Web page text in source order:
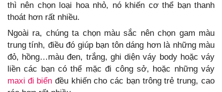
thì nên chọn loại hoa nhỏ, nó khiến cơ thể bạn thanh
thoát hơn rất nhiều.
Ngoài ra, chúng ta chọn màu sắc nên chọn gam màu
trung tính, điều đó giúp bạn tôn dáng hơn là những màu
đỏ, hồng…màu đen, trắng, ghi diện váy body hoặc váy
liền các bạn có thể mặc đi công sở, hoặc những váy
maxi đi biển đều khiến cho các bạn trông trẻ trung, cao